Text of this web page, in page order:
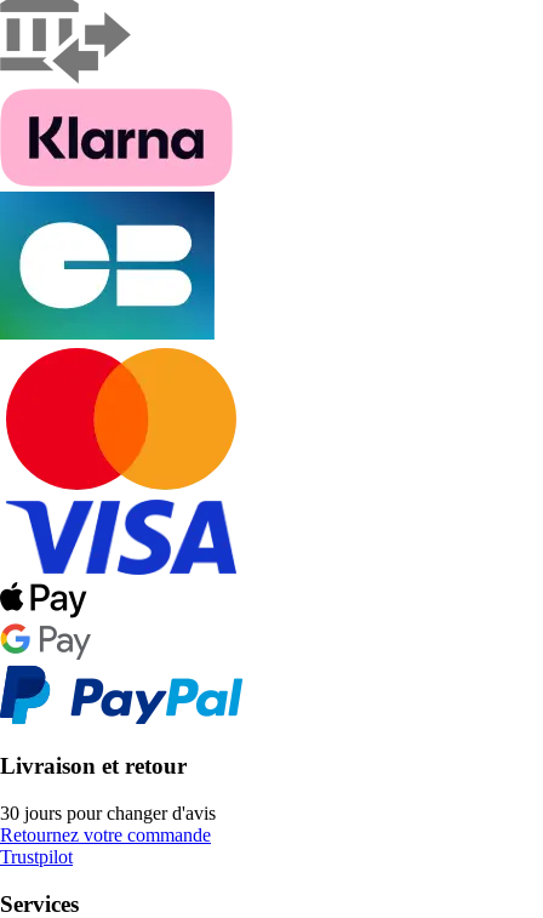
Livraison et retour
30 jours pour changer d'avis
Retournez votre commande
Trustpilot
Services